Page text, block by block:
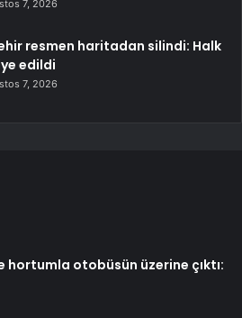
7, 2026
resmen haritadan silindi: Halk
edildi
7, 2026
hortumla otobüsün üzerine çıktı: